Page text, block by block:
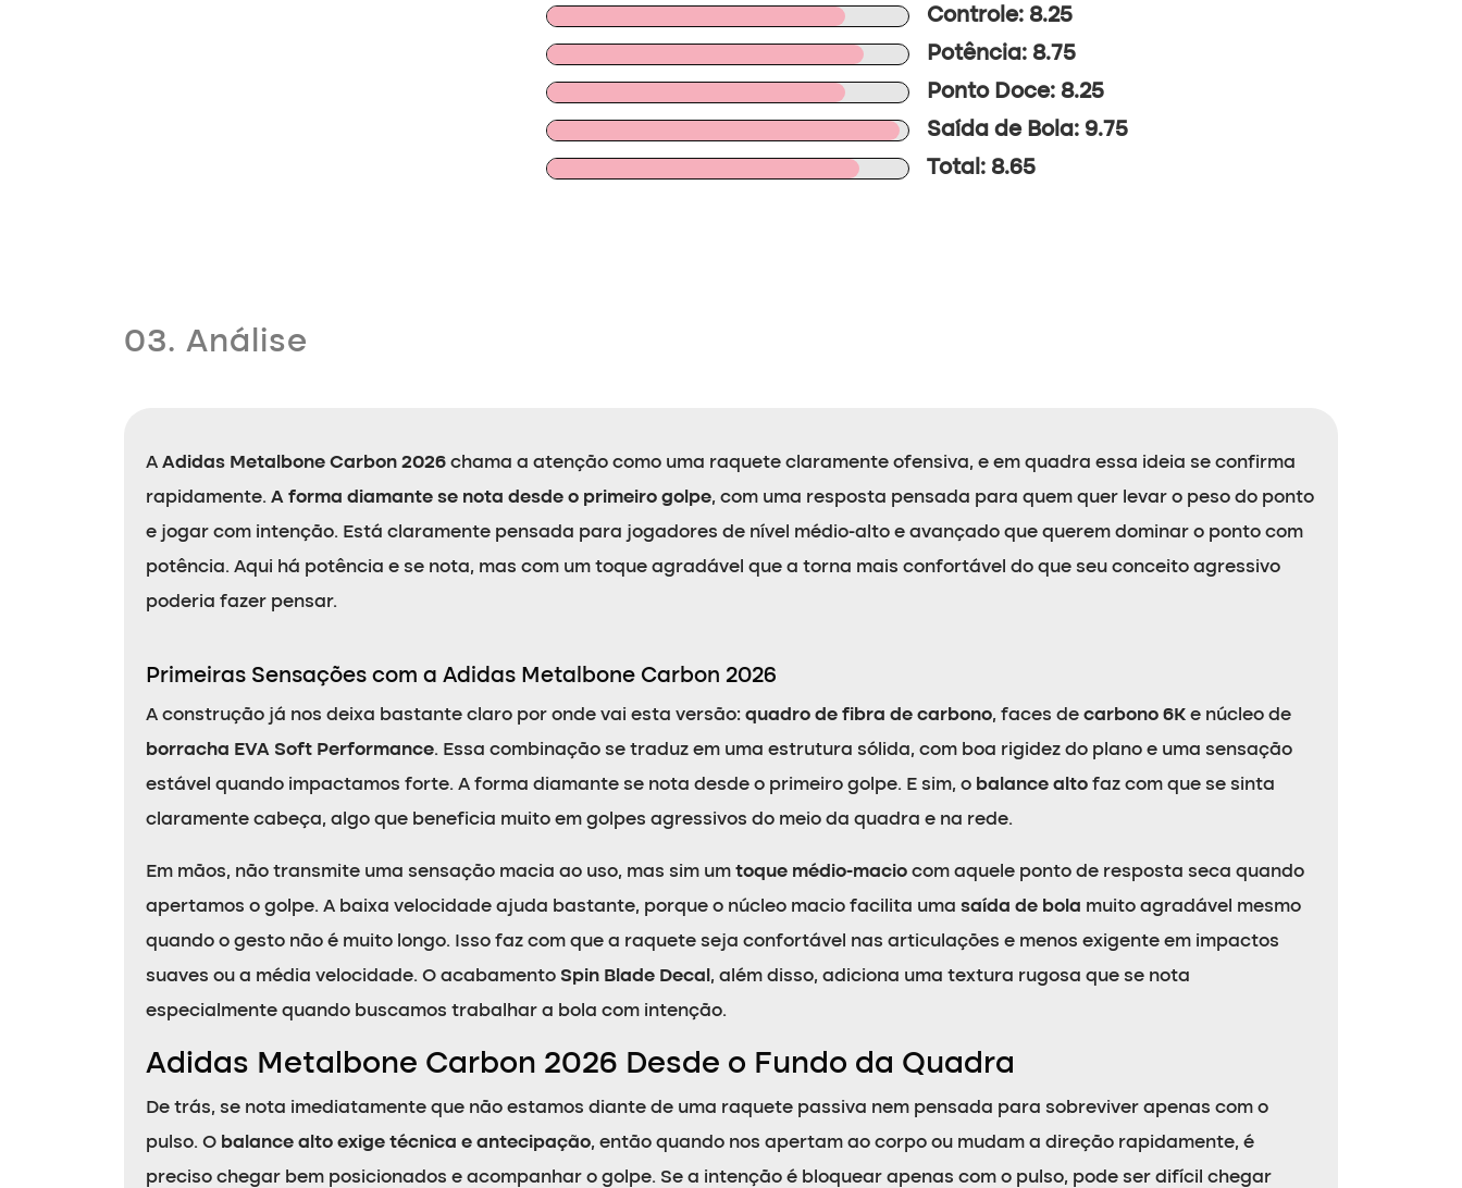
Controle: 8.25
Potência: 8.75
Ponto Doce: 8.25
Saída de Bola: 9.75
Total: 8.65
03. Análise
A Adidas Metalbone Carbon 2026 chama a atenção como uma raquete claramente ofensiva, e em quadra essa ideia se confirma
rapidamente. A forma diamante se nota desde o primeiro golpe, com uma resposta pensada para quem quer levar o peso do ponto
e jogar com intenção. Está claramente pensada para jogadores de nível médio-alto e avançado que querem dominar o ponto com
potência. Aqui há potência e se nota, mas com um toque agradável que a torna mais confortável do que seu conceito agressivo
poderia fazer pensar.
Primeiras Sensações com a Adidas Metalbone Carbon 2026
A construção já nos deixa bastante claro por onde vai esta versão: quadro de fibra de carbono, faces de carbono 6K e núcleo de
borracha EVA Soft Performance. Essa combinação se traduz em uma estrutura sólida, com boa rigidez do plano e uma sensação
estável quando impactamos forte. A forma diamante se nota desde o primeiro golpe. E sim, o balance alto faz com que se sinta
claramente cabeça, algo que beneficia muito em golpes agressivos do meio da quadra e na rede.
Em mãos, não transmite uma sensação macia ao uso, mas sim um toque médio-macio com aquele ponto de resposta seca quando
apertamos o golpe. A baixa velocidade ajuda bastante, porque o núcleo macio facilita uma saída de bola muito agradável mesmo
quando o gesto não é muito longo. Isso faz com que a raquete seja confortável nas articulações e menos exigente em impactos
suaves ou a média velocidade. O acabamento Spin Blade Decal , além disso, adiciona uma textura rugosa que se nota
especialmente quando buscamos trabalhar a bola com intenção.
Adidas Metalbone Carbon 2026 Desde o Fundo da Quadra
De trás, se nota imediatamente que não estamos diante de uma raquete passiva nem pensada para sobreviver apenas com o
pulso. O balance alto exige técnica e antecipação, então quando nos apertam ao corpo ou mudam a direção rapidamente, é
preciso chegar bem posicionados e acompanhar o golpe. Se a intenção é bloquear apenas com o pulso, pode ser difícil chegar